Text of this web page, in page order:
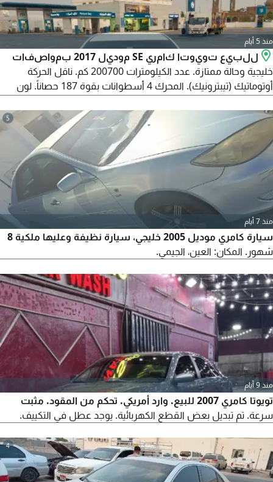
منذ 5 أيام
للبيع تويوتا كامري SE موديل 2017 بمواصفات
خليجية وحالة ممتازة. عدد الكيلومترات 200700 كم. ناقل الحركة
أوتوماتيك (تيبترونيك). المحرك 4 أسطوانات بقوة 187 حصاناً. لون
لمس، كاميرا خلفية، مثبت سرعة، مصابيح أمامية LED، مقاعد كهربائية،
أزرار تحكم على عجلة القيادة، وجنوط أصلية. تأتي مع مفتاحين. الموقع:
مدينة العين.
5
منذ 7 أيام
سيارة كامري موديل 2005 خليجي، سيارة نظيفة وعليها ملكية 8
شهور. المكان: العين، الجيمي.
منذ 9 أيام
تويوتا كامري 2007 للبيع. وارد أمريكي. تحكم من المقود. مثبت
سرعة. تم تبديل بعض القطع الكهربائية. يوجد عطل في التكييف.
4